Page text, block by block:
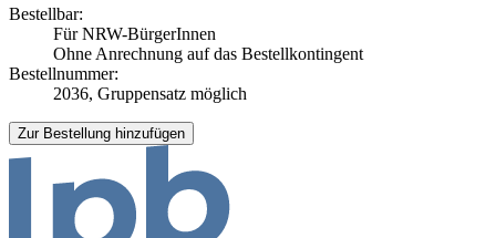
Bestellbar:
Für NRW-BürgerInnen
Ohne Anrechnung auf das Bestellkontingent
Bestellnummer:
2036, Gruppensatz möglich
Zur Bestellung hinzufügen